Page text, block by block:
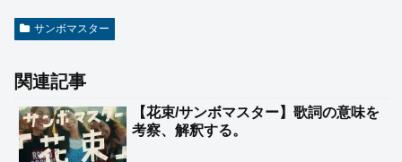
サンボマスター
関連記事
【花束/サンボマスター】歌詞の意味を
考察、解釈する。